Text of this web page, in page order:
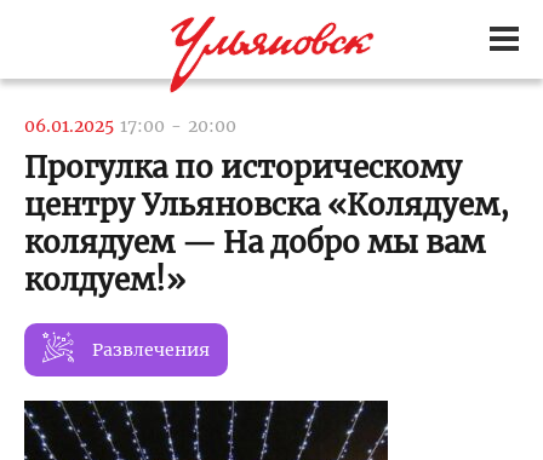
06.01.2025 17:00 - 20:00
Прогулка по историческому
центру Ульяновска «Колядуем,
колядуем — На добро мы вам
колдуем!»
Развлечения